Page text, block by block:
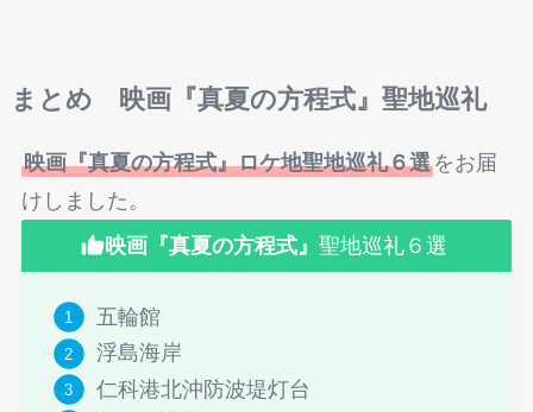
まとめ 映画『真夏の方程式』 聖地巡礼
映画『真夏の方程式』ロケ地聖地巡礼６選をお届
けしました。
映画『真夏の方程式』 聖地巡礼６選
五輪館
浮島海岸
仁科港北沖防波堤灯台